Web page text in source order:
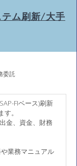
テム刷新/大手
委託
FIベース)刷新
。
金、資金、財務
業務マニュアル